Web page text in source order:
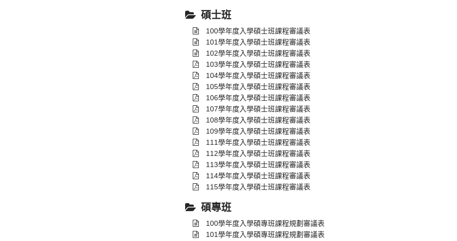
碩士班
100學年度入學碩士班課程審議表
101學年度入學碩士班課程審議表
102學年度入學碩士班課程審議表
103學年度入學碩士班課程審議表
104學年度入學碩士班課程審議表
105學年度入學碩士班課程審議表
106學年度入學碩士班課程審議表
107學年度入學碩士班課程審議表
108學年度入學碩士班課程審議表
109學年度入學碩士班課程審議表
111學年度入學碩士班課程審議表
112學年度入學碩士班課程審議表
113學年度入學碩士班課程審議表
114學年度入學碩士班課程審議表
115學年度入學碩士班課程審議表
碩專班
100學年度入學碩專班課程規劃審議表
101學年度入學碩專班課程規劃審議表